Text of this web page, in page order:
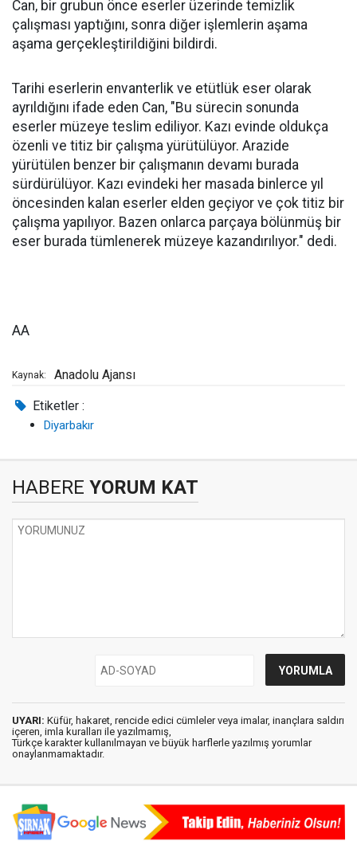
Can, bir grubun önce eserler üzerinde temizlik
çalışması yaptığını, sonra diğer işlemlerin aşama
aşama gerçekleştirildiğini bildirdi.
Tarihi eserlerin envanterlik ve etütlük eser olarak
ayrıldığını ifade eden Can, "Bu sürecin sonunda
eserler müzeye teslim ediliyor. Kazı evinde oldukça
özenli ve titiz bir çalışma yürütülüyor. Arazide
yürütülen benzer bir çalışmanın devamı burada
sürdürülüyor. Kazı evindeki her masada binlerce yıl
öncesinden kalan eserler elden geçiyor ve çok titiz bir
çalışma yapılıyor. Bazen onlarca parçaya bölünmüş bir
eser burada tümlenerek müzeye kazandırılıyor." dedi.
AA
Kaynak: Anadolu Ajansı
Etiketler :
Diyarbakır
HABERE YORUM KAT
UYARI: Küfür, hakaret, rencide edici cümleler veya imalar, inançlara saldırı
içeren, imla kuralları ile yazılmamış,
Türkçe karakter kullanılmayan ve büyük harflerle yazılmış yorumlar
onaylanmamaktadır.